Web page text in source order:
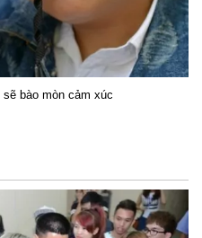
bào mòn cảm xúc